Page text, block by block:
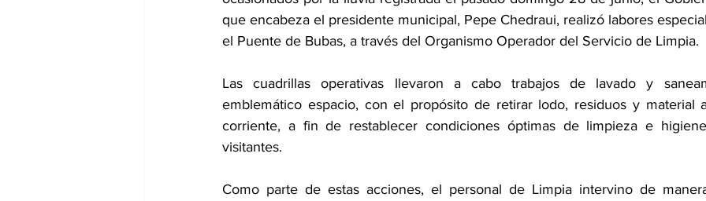
que encabeza el presidente municipal, Pepe Chedraui, realizó labores
el Puente de Bubas, a través del Organismo Operador del Servicio de Limpia.
Las cuadrillas operativas llevaron a cabo trabajos de lavado y
emblemático espacio, con el propósito de retirar lodo, residuos y material
corriente, a fin de restablecer condiciones óptimas de limpieza e
visitantes.
Como parte de estas acciones, el personal de Limpia intervino de